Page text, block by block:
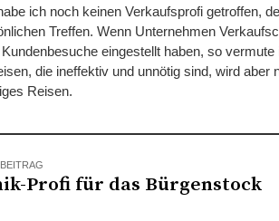
ich noch keinen Verkaufsprofi getroffen,
Treffen. Wenn Unternehmen
eingestellt haben, so
die ineffektiv und unnötig sind, wird
Reisen.
Profi für das Bürgenstock